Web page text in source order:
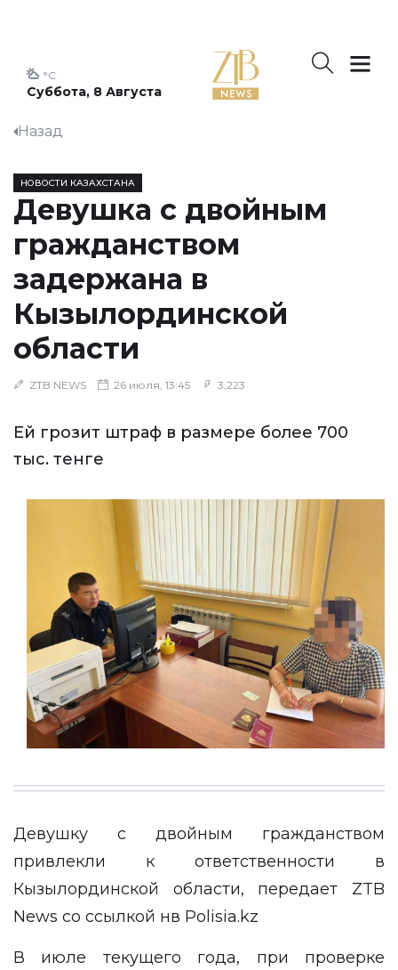
Суббота, 8 Августа
°C
Назад
НОВОСТИ КАЗАХСТАНА
Девушка с двойным
гражданством
задержана в
Кызылординской
области
ZTB NEWS 26 июля, 13:45 3,223
Ей грозит штраф в размере более 700
тыс. тенге
Девушку с двойным гражданством
привлекли к ответственности в
Кызылординской области, передает ZTB
News cо ссылкой нв Polisia.kz
В июле текущего года, при проверке